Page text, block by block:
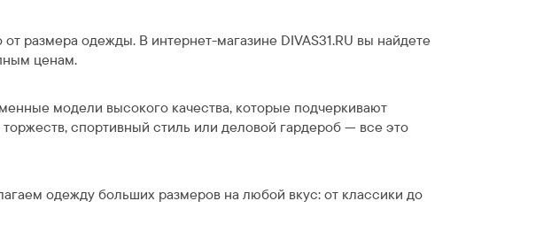
размера одежды. В интернет-магазине DIVAS31.RU вы найдете
ценам.
модели высокого качества, которые подчеркивают
спортивный стиль или деловой гардероб — все это
одежду больших размеров на любой вкус: от классики до